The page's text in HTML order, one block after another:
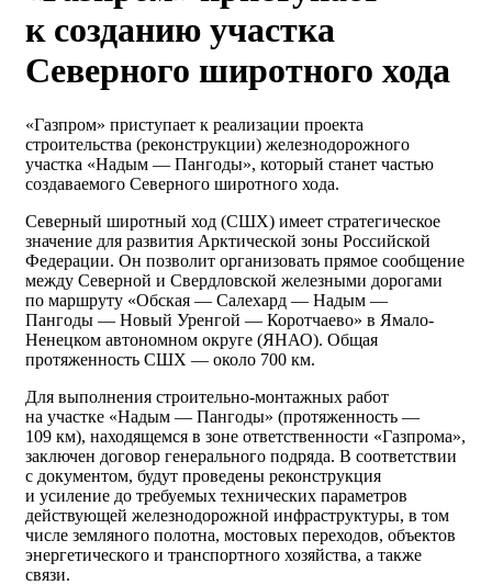
к созданию участка
Северного широтного хода
«Газпром» приступает к реализации проекта
строительства (реконструкции) железнодорожного
участка «Надым — Пангоды», который станет частью
создаваемого Северного широтного хода.
Северный широтный ход (СШХ) имеет стратегическое
значение для развития Арктической зоны Российской
Федерации. Он позволит организовать прямое сообщение
между Северной и Свердловской железными дорогами
по маршруту «Обская — Салехард — Надым —
Пангоды — Новый Уренгой — Коротчаево» в Ямало-
Ненецком автономном округе (ЯНАО). Общая
протяженность СШХ — около 700 км.
Для выполнения строительно-монтажных работ
на участке «Надым — Пангоды» (протяженность —
109 км), находящемся в зоне ответственности «Газпрома»,
заключен договор генерального подряда. В соответствии
с документом, будут проведены реконструкция
и усиление до требуемых технических параметров
действующей железнодорожной инфраструктуры, в том
числе земляного полотна, мостовых переходов, объектов
энергетического и транспортного хозяйства, а также
связи.